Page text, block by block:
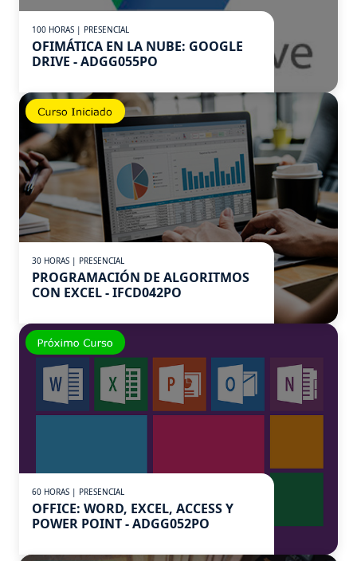
100 HORAS | PRESENCIAL
OFIMÁTICA EN LA NUBE: GOOGLE
DRIVE - ADGG055PO
30 HORAS | PRESENCIAL
PROGRAMACIÓN DE ALGORITMOS
CON EXCEL - IFCD042PO
60 HORAS | PRESENCIAL
OFFICE: WORD, EXCEL, ACCESS Y
POWER POINT - ADGG052PO